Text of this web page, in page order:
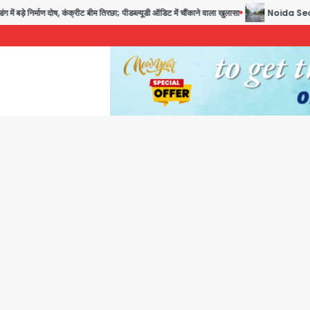
कंक्रीट बीम तिरछा; पीडब्ल्यूडी ऑडिट में चौंकाने वाला खुलासा Noida Sector-105: खूंखार